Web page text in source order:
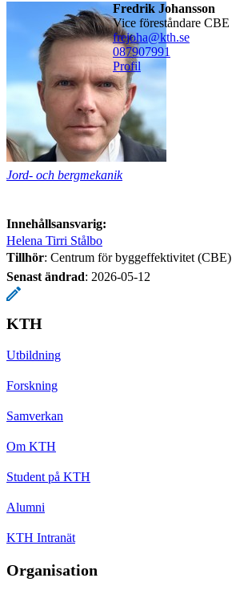
Fredrik Johansson
Vice föreståndare CBE
frejoha@kth.se
087907991
Profil
Jord- och bergmekanik
Innehållsansvarig:
Helena Tirri Stålbo
Tillhör: Centrum för byggeffektivitet (CBE)
Senast ändrad: 2026-05-12
KTH
Utbildning
Forskning
Samverkan
Om KTH
Student på KTH
Alumni
KTH Intranät
Organisation